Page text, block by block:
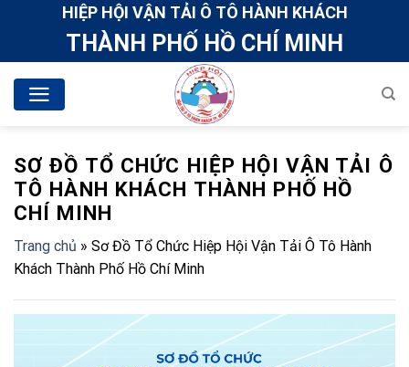
HIỆP HỘI VẬN TẢI Ô TÔ HÀNH KHÁCH
THÀNH PHỐ HỒ CHÍ MINH
SƠ ĐỒ TỔ CHỨC HIỆP HỘI VẬN TẢI Ô
TÔ HÀNH KHÁCH THÀNH PHỐ HỒ
CHÍ MINH
Trang chủ » Sơ Đồ Tổ Chức Hiệp Hội Vận Tải Ô Tô Hành
Khách Thành Phố Hồ Chí Minh